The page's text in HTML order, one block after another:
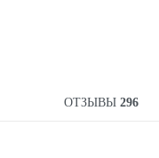
ОТЗЫВЫ296